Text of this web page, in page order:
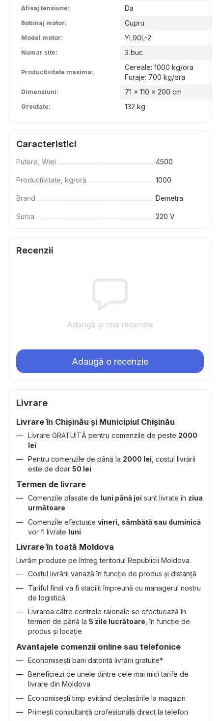
Afisaj tensiune: Da
Bobinaj motor: Cupru
Model motor: YL90L-2
Numar site: 3 buc
Productivitate maxima:
Cereale: 1000 kg/ora
Furaje: 700 kg/ora
Dimensiuni: 71 x 110 x 200 cm
Greutate: 132 kg
Caracteristici
Putere, Wați 4500
Productivitate, kg/oră 1000
Brand Demetra
Sursa 220 V
Recenzii
Adaogă prima recenzie
Adaugă o recenzie
Livrare
Livrare în Chișinău și Municipiul Chișinău
Livrare GRATUITĂ pentru comenzile de peste 2000
lei
Pentru comenzile de până la 2000 lei , costul livrării
este de doar 50 lei
Termen de livrare
Comenzile plasate de luni până joi sunt livrate în ziua
următoare
Comenzile efectuate vineri, sâmbătă sau duminică
vor fi livrate luni
Livrare în toată Moldova
Livrăm produse pe întreg teritoriul Republicii Moldova.
Costul livrării variază în funcție de produs și distanță
Tariful final va fi stabilit împreună cu managerul nostru
de logistică
Livrarea către centrele raionale se efectuează în
termen de până la 5 zile lucrătoare , în funcție de
produs și locație
Avantajele comenzii online sau telefonice
Economisești bani datorită livrării gratuite*
Beneficiezi de unele dintre cele mai mici tarife de
livrare din Moldova
Economisești timp evitând deplasările la magazin
Primești consultanță profesională direct la telefon